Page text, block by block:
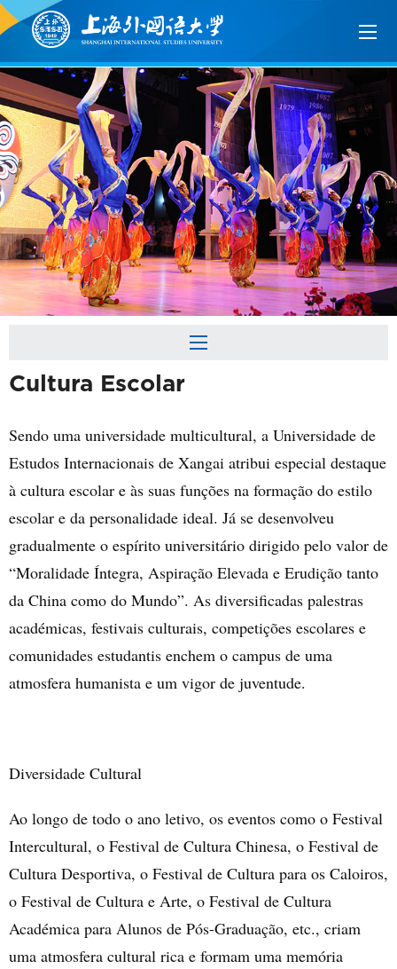
Cultura Escolar
Sendo uma universidade multicultural, a Universidade de
Estudos Internacionais de Xangai atribui especial destaque
à cultura escolar e às suas funções na formação do estilo
escolar e da personalidade ideal. Já se desenvolveu
gradualmente o espírito universitário dirigido pelo valor de
“Moralidade Íntegra, Aspiração Elevada e Erudição tanto
da China como do Mundo”. As diversificadas palestras
académicas, festivais culturais, competições escolares e
comunidades estudantis enchem o campus de uma
atmosfera humanista e um vigor de juventude.
Diversidade Cultural
Ao longo de todo o ano letivo, os eventos como o Festival
Intercultural, o Festival de Cultura Chinesa, o Festival de
Cultura Desportiva, o Festival de Cultura para os Caloiros,
o Festival de Cultura e Arte, o Festival de Cultura
Académica para Alunos de Pós-Graduação, etc., criam
uma atmosfera cultural rica e formam uma memória